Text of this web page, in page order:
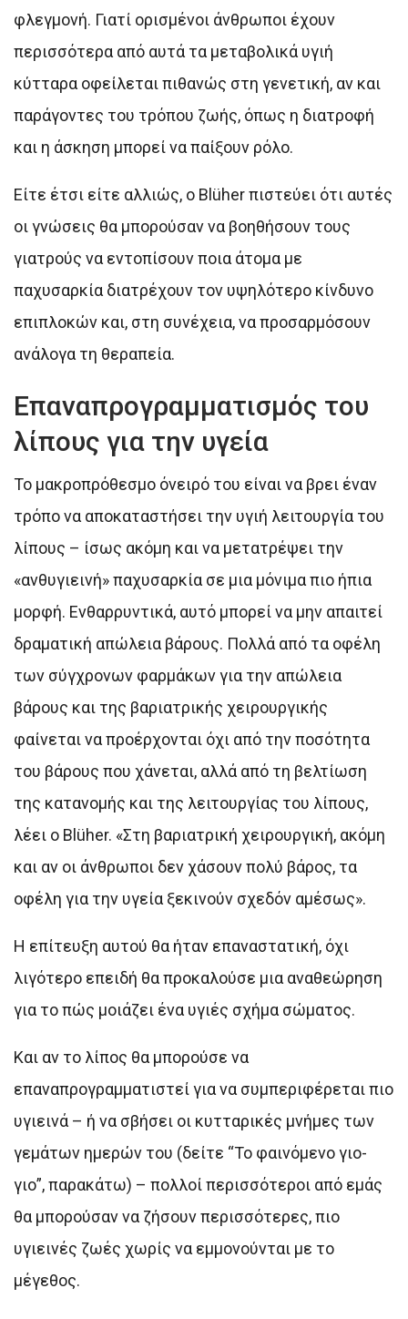
φλεγμονή. Γιατί ορισμένοι άνθρωποι έχουν
περισσότερα από αυτά τα μεταβολικά υγιή
κύτταρα οφείλεται πιθανώς στη γενετική, αν και
παράγοντες του τρόπου ζωής, όπως η διατροφή
και η άσκηση μπορεί να παίξουν ρόλο.
Είτε έτσι είτε αλλιώς, ο Blüher πιστεύει ότι αυτές
οι γνώσεις θα μπορούσαν να βοηθήσουν τους
γιατρούς να εντοπίσουν ποια άτομα με
παχυσαρκία διατρέχουν τον υψηλότερο κίνδυνο
επιπλοκών και, στη συνέχεια, να προσαρμόσουν
ανάλογα τη θεραπεία.
Επαναπρογραμματισμός του
λίπους για την υγεία
Το μακροπρόθεσμο όνειρό του είναι να βρει έναν
τρόπο να αποκαταστήσει την υγιή λειτουργία του
λίπους – ίσως ακόμη και να μετατρέψει την
«ανθυγιεινή» παχυσαρκία σε μια μόνιμα πιο ήπια
μορφή. Ενθαρρυντικά, αυτό μπορεί να μην απαιτεί
δραματική απώλεια βάρους. Πολλά από τα οφέλη
των σύγχρονων φαρμάκων για την απώλεια
βάρους και της βαριατρικής χειρουργικής
φαίνεται να προέρχονται όχι από την ποσότητα
του βάρους που χάνεται, αλλά από τη βελτίωση
της κατανομής και της λειτουργίας του λίπους,
λέει ο Blüher. «Στη βαριατρική χειρουργική, ακόμη
και αν οι άνθρωποι δεν χάσουν πολύ βάρος, τα
οφέλη για την υγεία ξεκινούν σχεδόν αμέσως».
Η επίτευξη αυτού θα ήταν επαναστατική, όχι
λιγότερο επειδή θα προκαλούσε μια αναθεώρηση
για το πώς μοιάζει ένα υγιές σχήμα σώματος.
Και αν το λίπος θα μπορούσε να
επαναπρογραμματιστεί για να συμπεριφέρεται πιο
υγιεινά – ή να σβήσει οι κυτταρικές μνήμες των
γεμάτων ημερών του (δείτε “Το φαινόμενο γιο-
γιο”, παρακάτω) – πολλοί περισσότεροι από εμάς
θα μπορούσαν να ζήσουν περισσότερες, πιο
υγιεινές ζωές χωρίς να εμμονούνται με το
μέγεθος.